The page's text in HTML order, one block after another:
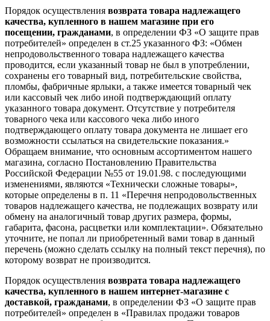
Порядок осуществления возврата товара надлежащего
качества, купленного в нашем магазине при его
посещении, гражданами, в определении ФЗ «О защите прав
потребителей» определен в ст.25 указанного ФЗ: «Обмен
непродовольственного товара надлежащего качества
проводится, если указанный товар не был в употреблении,
сохранены его товарный вид, потребительские свойства,
пломбы, фабричные ярлыки, а также имеется товарный чек
или кассовый чек либо иной подтверждающий оплату
указанного товара документ. Отсутствие у потребителя
товарного чека или кассового чека либо иного
подтверждающего оплату товара документа не лишает его
возможности ссылаться на свидетельские показания.»
Обращаем внимание, что основным ассортиментом нашего
магазина, согласно Постановлению Правительства
Российской Федерации №55 от 19.01.98. с последующими
изменениями, являются «Технически сложные товары»,
которые определены в п. 11 «Перечня непродовольственных
товаров надлежащего качества, не подлежащих возврату или
обмену на аналогичный товар других размера, формы,
габарита, фасона, расцветки или комплектации». Обязательно
уточните, не попал ли приобретенный вами товар в данный
перечень (можно сделать ссылку на полный текст перечня), по
которому возврат не производится.
Порядок осуществления возврата товара надлежащего
качества, купленного в нашем интернет-магазине с
доставкой, гражданами, в определении ФЗ «О защите прав
потребителей» определен в «Правилах продажи товаров